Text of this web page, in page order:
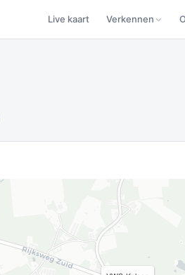
Live kaart Verkennen